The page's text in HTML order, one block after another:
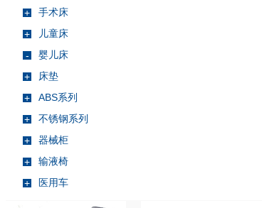
+
手术床
+
儿童床
-
婴儿床
+
床垫
+
ABS系列
+
不锈钢系列
+
器械柜
+
输液椅
+
医用车